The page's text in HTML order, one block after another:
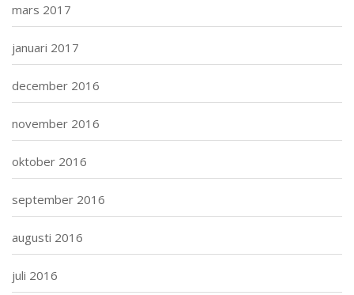
mars 2017
januari 2017
december 2016
november 2016
oktober 2016
september 2016
augusti 2016
juli 2016